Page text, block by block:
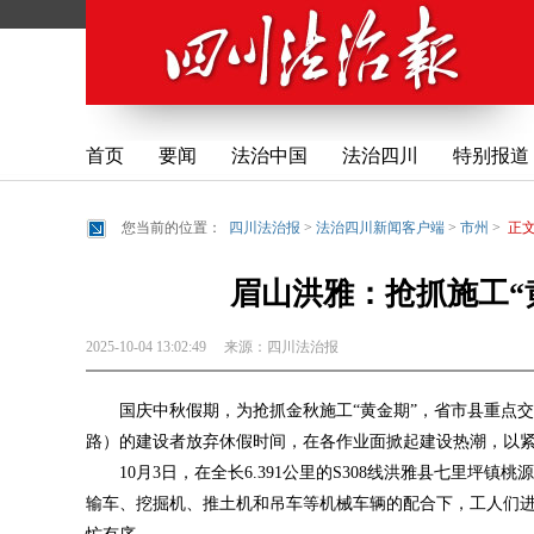
首页 要闻 法治中国 法治四川 特别报道
您当前的位置： 四川法治报 > 法治四川新闻客户端 > 市州 > 正
眉山洪雅：抢抓施工
2025-10-04 13:02:49 来源： 四川法治报
国庆中秋假期，为抢抓金秋施工“黄金期”，省市县重
路）的建设者放弃休假时间，在各作业面掀起建设热潮，以
10月3日，在全长6.391公里的S308线洪雅县七里坪镇
输车、挖掘机、推土机和吊车等机械车辆的配合下，工人们